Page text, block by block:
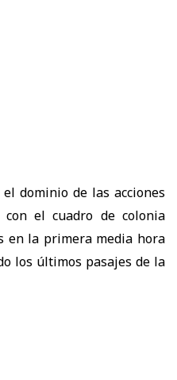
dominio de las acciones
el cuadro de colonia
en la primera media hora
los últimos pasajes de la